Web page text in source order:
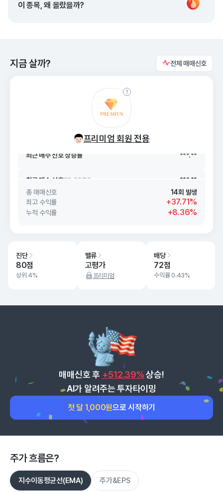
이 종목, 왜 올랐을까?
지금 살까? 전체 매매신호
프리미엄 회원 전용
최근 매수 신호 상승률
총 매매신호
14회 발생
최고 수익률
+37.71%
누적 수익률 +8.36%
진단
80점
상위 4%
밸류
고평가
프리미엄
배당
72점
수익률 0.43%
매매신호 후 +512.39% 상승!
AI가 알려주는 투자타이밍
첫 달 1,000원으로 시작하기
주가 흐름은?
지수이동평균선(EMA) 주가&EPS